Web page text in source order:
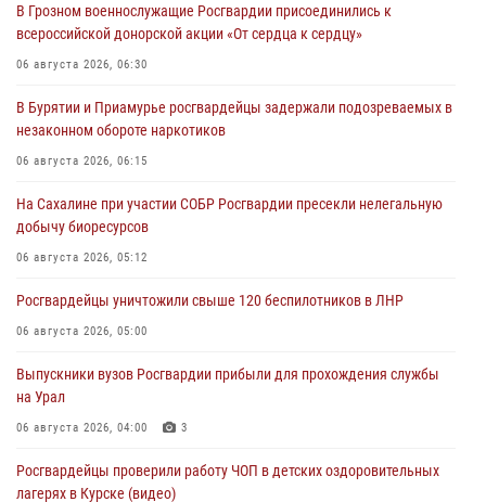
В Грозном военнослужащие Росгвардии присоединились к
всероссийской донорской акции «От сердца к сердцу»
06 августа 2026, 06:30
В Бурятии и Приамурье росгвардейцы задержали подозреваемых в
незаконном обороте наркотиков
06 августа 2026, 06:15
На Сахалине при участии СОБР Росгвардии пресекли нелегальную
добычу биоресурсов
06 августа 2026, 05:12
Росгвардейцы уничтожили свыше 120 беспилотников в ЛНР
06 августа 2026, 05:00
Выпускники вузов Росгвардии прибыли для прохождения службы
на Урал
06 августа 2026, 04:00 3
Росгвардейцы проверили работу ЧОП в детских оздоровительных
лагерях в Курске (видео)